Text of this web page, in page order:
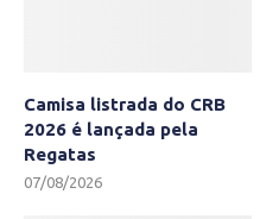
Camisa listrada do CRB
2026 é lançada pela
Regatas
07/08/2026